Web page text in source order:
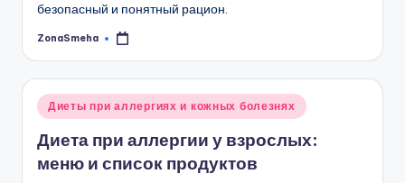
безопасный и понятный рацион.
Запись
ZonaSmeha
Опубликовано
Диеты при аллергиях и кожных болезнях
Диета при аллергии у взрослых:
меню и список продуктов